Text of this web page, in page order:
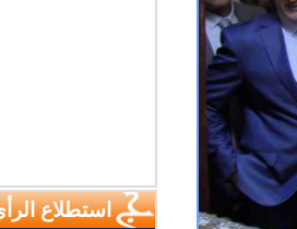
استطلاع الرأي